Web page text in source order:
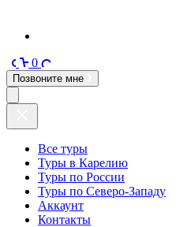
0
Позвоните мне
Все туры
Туры в Карелию
Туры по России
Туры по Северо-Западу
Аккаунт
Контакты